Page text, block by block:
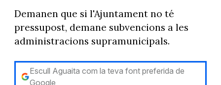
Demanen que si l'Ajuntament no té
pressupost, demane subvencions a les
administracions supramunicipals.
Escull Aguaita com la teva font preferida de
Google